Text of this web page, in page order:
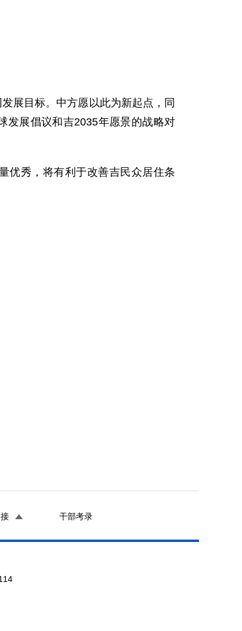
展目标。中方愿以此为新起点，同
发展倡议和吉2035年愿景的战略对
优秀，将有利于改善吉民众居住条
干部考录